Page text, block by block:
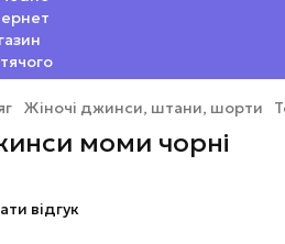
Жіночі джинси, штани, шорти
моми чорні
відгук